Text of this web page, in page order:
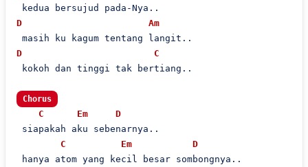
D
Am
D
C
kokoh dan tinggi tak bertiang..
Chorus
C Em
D
siapakah aku sebenarnya..
C
Em
D
hanya atom yang kecil besar sombongnya..